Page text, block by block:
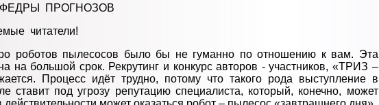
ПРОГНОЗОВ
читатели!
роботов пылесосов было бы не гуманно по отношению к вам. Эта
на большой срок. Рекрутинг и конкурс авторов - участников, «ТРИЗ –
Процесс идёт трудно, потому что такого рода выступление в
ставит под угрозу репутацию специалиста, который, конечно, может